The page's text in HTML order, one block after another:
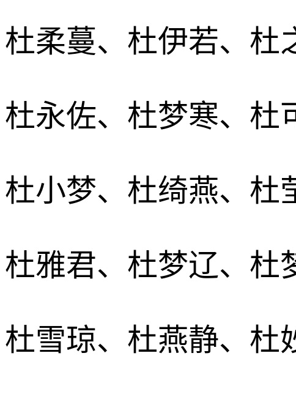
杜柔蔓、杜伊若、杜
杜永佐、杜梦寒、杜
杜小梦、杜绮燕、杜
杜雅君、杜梦辽、杜
杜雪琼、杜燕静、杜